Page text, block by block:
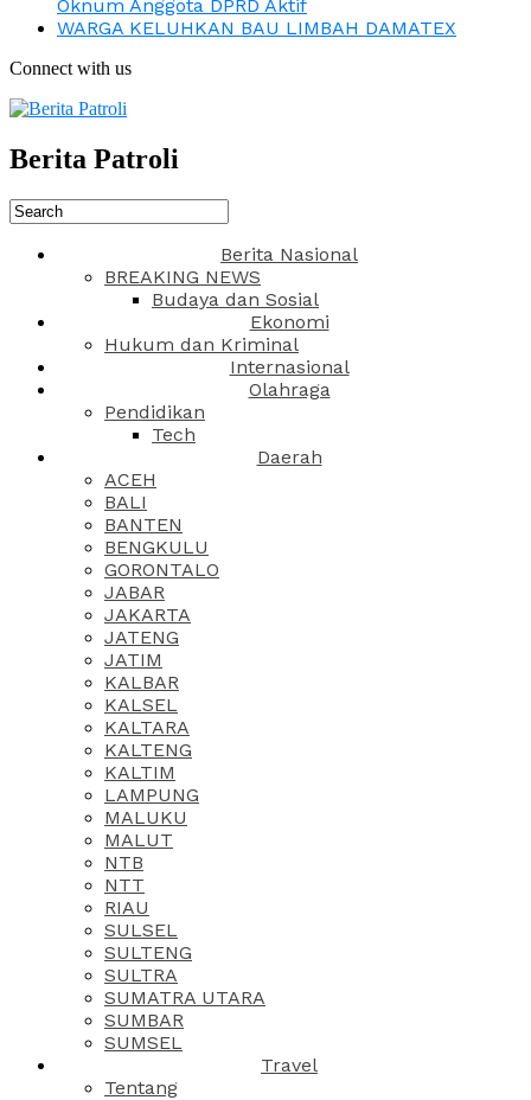
Oknum Anggota DPRD Aktif
WARGA KELUHKAN BAU LIMBAH DAMATEX
Connect with us
Berita Patroli
Berita Nasional
BREAKING NEWS
Budaya dan Sosial
Ekonomi
Hukum dan Kriminal
Internasional
Olahraga
Pendidikan
Tech
Daerah
ACEH
BALI
BANTEN
BENGKULU
GORONTALO
JABAR
JAKARTA
JATENG
JATIM
KALBAR
KALSEL
KALTARA
KALTENG
KALTIM
LAMPUNG
MALUKU
MALUT
NTB
NTT
RIAU
SULSEL
SULTENG
SULTRA
SUMATRA UTARA
SUMBAR
SUMSEL
Travel
Tentang